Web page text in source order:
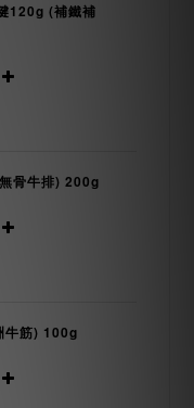
120g (補鐵補
骨牛排) 200g
牛筋) 100g